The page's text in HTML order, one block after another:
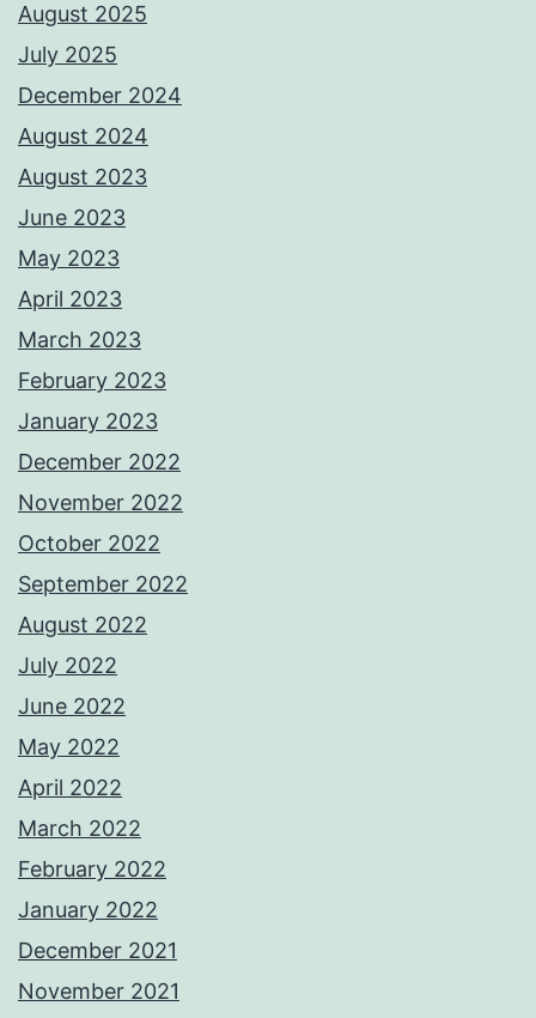
August 2025
July 2025
December 2024
August 2024
August 2023
June 2023
May 2023
April 2023
March 2023
February 2023
January 2023
December 2022
November 2022
October 2022
September 2022
August 2022
July 2022
June 2022
May 2022
April 2022
March 2022
February 2022
January 2022
December 2021
November 2021